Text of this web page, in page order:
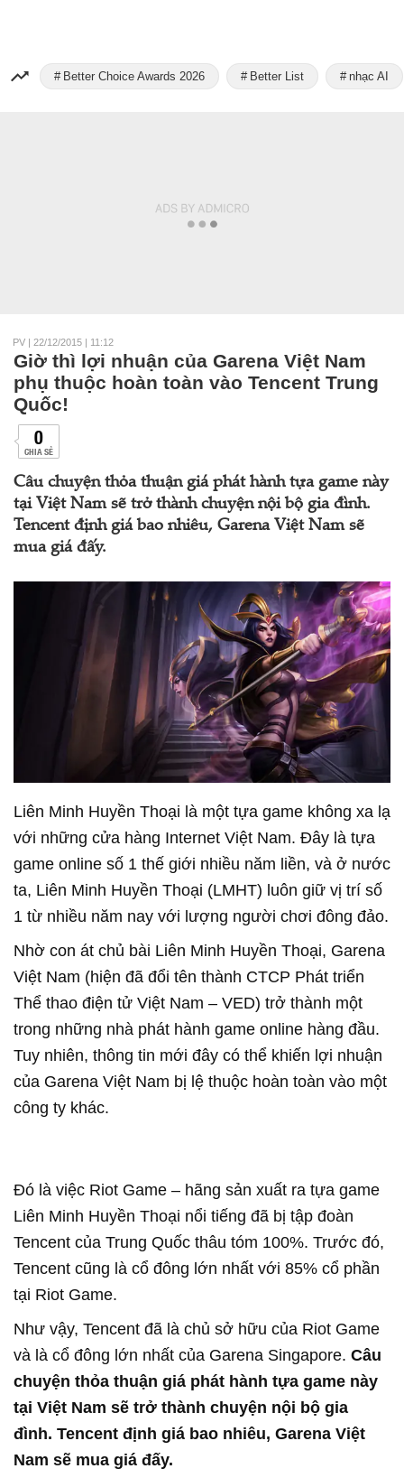
Better Choice Awards 2026 Better List nhạc AI
PV | 22/12/2015 | 11:12
Giờ thì lợi nhuận của Garena Việt Nam
phụ thuộc hoàn toàn vào Tencent Trung
Quốc!
0
CHIA SẺ
Câu chuyện thỏa thuận giá phát hành tựa game này
tại Việt Nam sẽ trở thành chuyện nội bộ gia đình.
Tencent định giá bao nhiêu, Garena Việt Nam sẽ
mua giá đấy.
Liên Minh Huyền Thoại là một tựa game không xa lạ
với những cửa hàng Internet Việt Nam. Đây là tựa
game online số 1 thế giới nhiều năm liền, và ở nước
ta, Liên Minh Huyền Thoại (LMHT) luôn giữ vị trí số
1 từ nhiều năm nay với lượng người chơi đông đảo.
Nhờ con át chủ bài Liên Minh Huyền Thoại, Garena
Việt Nam (hiện đã đổi tên thành CTCP Phát triển
Thể thao điện tử Việt Nam – VED) trở thành một
trong những nhà phát hành game online hàng đầu.
Tuy nhiên, thông tin mới đây có thể khiến lợi nhuận
của Garena Việt Nam bị lệ thuộc hoàn toàn vào một
công ty khác.
Đó là việc Riot Game – hãng sản xuất ra tựa game
Liên Minh Huyền Thoại nổi tiếng đã bị tập đoàn
Tencent của Trung Quốc thâu tóm 100%. Trước đó,
Tencent cũng là cổ đông lớn nhất với 85% cổ phần
tại Riot Game.
Như vậy, Tencent đã là chủ sở hữu của Riot Game
và là cổ đông lớn nhất của Garena Singapore. Câu
chuyện thỏa thuận giá phát hành tựa game này
tại Việt Nam sẽ trở thành chuyện nội bộ gia
đình. Tencent định giá bao nhiêu, Garena Việt
Nam sẽ mua giá đấy.